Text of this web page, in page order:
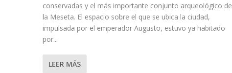
conservadas y el más importante conjunto arqueológico de
la Meseta. El espacio sobre el que se ubica la ciudad,
impulsada por el emperador Augusto, estuvo ya habitado
por...
LEER MÁS